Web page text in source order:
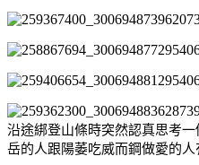
沿途綁登山條時突然認真思考
岳的人跟陽萎吃威而鋼做愛的人